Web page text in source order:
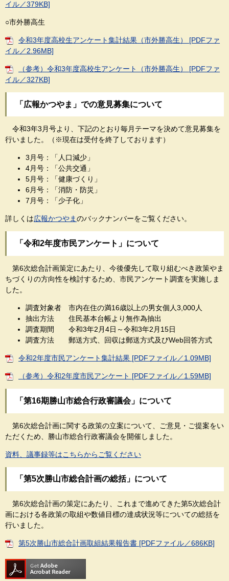
イル／379KB]
○市外勝高生
令和3年度高校生アンケート集計結果（市外勝高生） [PDFファ
イル／2.96MB]
（参考）令和3年度高校生アンケート（市外勝高生） [PDFファ
イル／327KB]
「広報かつやま」での意見募集について
令和3年3月号より、下記のとおり毎月テーマを決めて意見募集を
行いました。（※現在は受付を終了しております）
3月号：「人口減少」
4月号：「公共交通」
5月号：「健康づくり」
6月号：「消防・防災」
7月号：「少子化」
詳しくは広報かつやまのバックナンバーをご覧ください。
「令和2年度市民アンケート」について
第6次総合計画策定にあたり、今後優先して取り組むべき政策やま
ちづくりの方向性を検討するため、市民アンケート調査を実施しま
した。
調査対象者 市内在住の満16歳以上の男女個人3,000人
抽出方法 住民基本台帳より無作為抽出
調査期間 令和3年2月4日～令和3年2月15日
調査方法 郵送方式、回収は郵送方式及びWeb回答方式
令和2年度市民アンケート集計結果 [PDFファイル／1.09MB]
（参考）令和2年度市民アンケート [PDFファイル／1.59MB]
「第16期勝山市総合行政審議会」について
第6次総合計画に関する政策の立案について、ご意見・ご提案をい
ただくため、勝山市総合行政審議会を開催しました。
資料、議事録等はこちらからご覧ください
「第5次勝山市総合計画の総括」について
第6次総合計画の策定にあたり、これまで進めてきた第5次総合計
画における各政策の取組や数値目標の達成状況等についての総括を
行いました。
第5次勝山市総合計画取組結果報告書 [PDFファイル／686KB]